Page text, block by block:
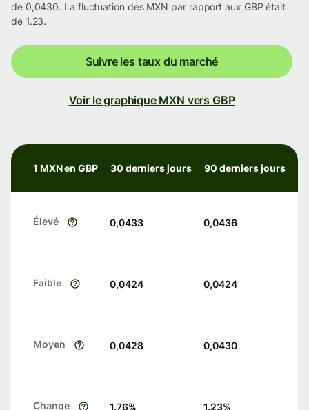
de 0,0430. La fluctuation des MXN par rapport aux GBP était
de 1.23.
Suivre les taux du marché
Voir le graphique MXN vers GBP
1 MXN en GBP 30 derniers jours 90 derniers jours
Élevé 0,0433 0,0436
Faible 0,0424 0,0424
Moyen 0,0428 0,0430
Change 1.76% 1.23%